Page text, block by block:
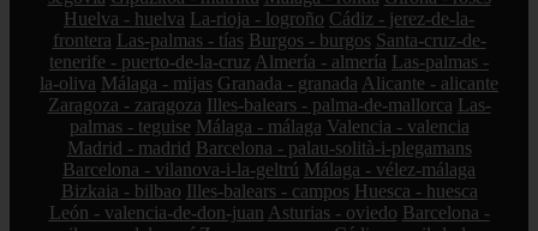
Huelva - huelva La-rioja - logroño Cádiz - jerez-de-la-
frontera Las-palmas - tías Burgos - burgos Santa-cruz-de-
tenerife - puerto-de-la-cruz Almería - almería Las-palmas -
la-oliva Málaga - mijas Granada - granada Alicante - alicante
Zaragoza - zaragoza Illes-balears - palma-de-mallorca Las-
palmas - teguise Málaga - málaga Valencia - valencia
Madrid - madrid Barcelona - palau-solità-i-plegamans
Barcelona - vilanova-i-la-geltrú Málaga - vélez-málaga
Bizkaia - bilbao Illes-balears - campos Huesca - huesca
León - valencia-de-don-juan Asturias - oviedo Barcelona -